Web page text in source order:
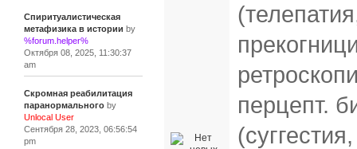
Спиритуалистическая
метафизика в истории by
%forum.helper%
Октября 08, 2025, 11:30:37
am
Скромная реабилитация
паранормальногоby
Unlocal User
Сентября 28, 2023, 06:56:54
pm
перцепт.